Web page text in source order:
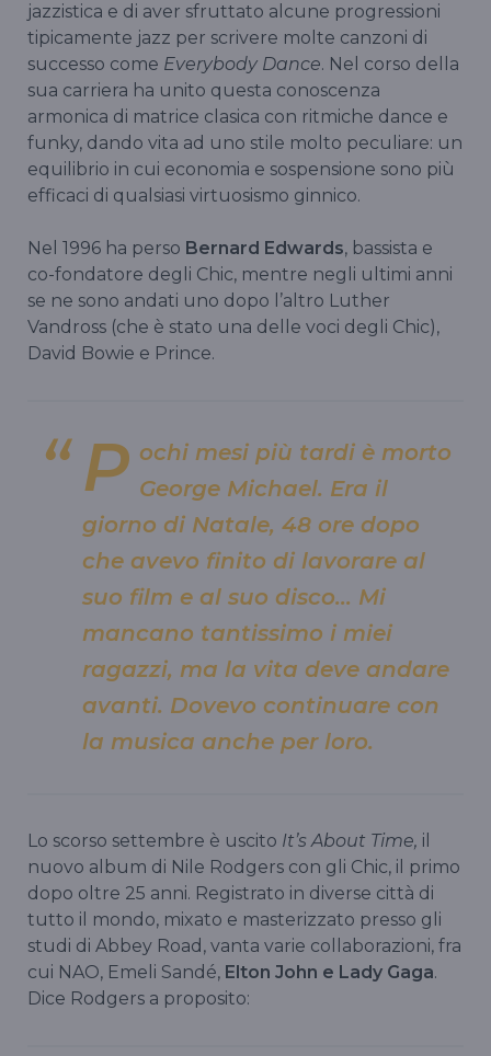
jazzistica e di aver sfruttato alcune progressioni
tipicamente jazz per scrivere molte canzoni di
successo come Everybody Dance. Nel corso della
sua carriera ha unito questa conoscenza
armonica di matrice clasica con ritmiche dance e
funky, dando vita ad uno stile molto peculiare: un
equilibrio in cui economia e sospensione sono più
efficaci di qualsiasi virtuosismo ginnico.
Nel 1996 ha perso Bernard Edwards, bassista e
co-fondatore degli Chic, mentre negli ultimi anni
se ne sono andati uno dopo l’altro Luther
Vandross (che è stato una delle voci degli Chic),
David Bowie e Prince.
P ochi mesi più tardi è morto
George Michael. Era il
giorno di Natale, 48 ore dopo
che avevo finito di lavorare al
suo film e al suo disco… Mi
mancano tantissimo i miei
ragazzi, ma la vita deve andare
avanti. Dovevo continuare con
la musica anche per loro.
Lo scorso settembre è uscito It’s About Time, il
nuovo album di Nile Rodgers con gli Chic, il primo
dopo oltre 25 anni. Registrato in diverse città di
tutto il mondo, mixato e masterizzato presso gli
studi di Abbey Road, vanta varie collaborazioni, fra
cui NAO, Emeli Sandé, Elton John e Lady Gaga.
Dice Rodgers a proposito: